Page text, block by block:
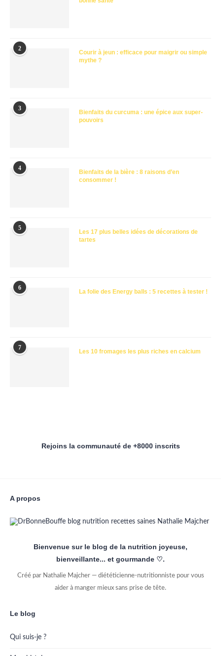
2
Courir à jeun : efficace pour maigrir ou simple
mythe ?
3
Bienfaits du curcuma : une épice aux super-
pouvoirs
4
Bienfaits de la bière : 8 raisons d’en
consommer !
5
Les 17 plus belles idées de décorations de
tartes
6
La folie des Energy balls : 5 recettes à tester !
7
Les 10 fromages les plus riches en calcium
Rejoins la communauté de +8000 inscrits
A propos
Bienvenue sur le blog de la nutrition joyeuse,
bienveillante... et gourmande ♡.
Créé par Nathalie Majcher — diététicienne-nutritionniste pour vous
aider à manger mieux sans prise de tête.
Le blog
Qui suis-je ?